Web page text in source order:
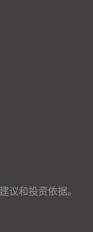
和投资依据。